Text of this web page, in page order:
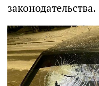
законодательства.